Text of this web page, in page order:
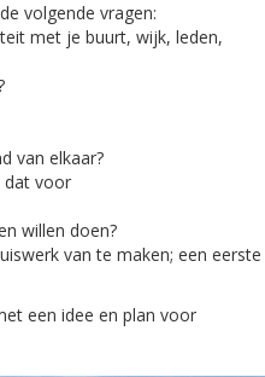
volgende vragen:
met je buurt, wijk, leden,
van elkaar?
dat voor
willen doen?
van te maken; een eerste
een idee en plan voor